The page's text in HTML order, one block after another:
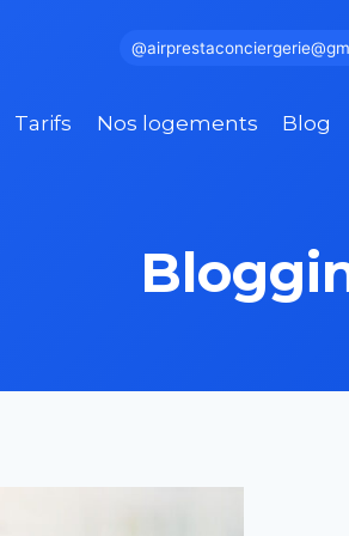
Tarifs Nos logements Blog